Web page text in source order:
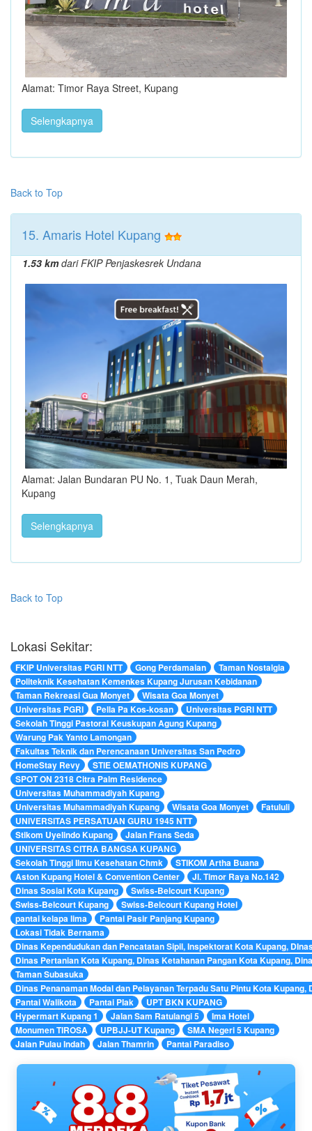
Alamat: Timor Raya Street, Kupang
Selengkapnya
Back to Top
15. Amaris Hotel Kupang
1.53 kmdari FKIP Penjaskesrek Undana
Alamat: Jalan Bundaran PU No. 1, Tuak Daun Merah,
Kupang
Selengkapnya
Back to Top
Lokasi Sekitar:
FKIP Universitas PGRI NTT Gong Perdamaian
Taman Nostalgia
Politeknik Kesehatan Kemenkes Kupang Jurusan Kebidanan
Taman Rekreasi Gua Monyet
Wisata Goa Monyet
Universitas PGRI
Pella Pa Kos-kosan
Universitas PGRI NTT
Sekolah Tinggi Pastoral Keuskupan Agung Kupang
Warung Pak Yanto Lamongan
Fakultas Teknik dan Perencanaan Universitas San Pedro
HomeStay Revy
STIE OEMATHONIS KUPANG
SPOT ON 2318 Citra Palm Residence
Universitas Muhammadiyah Kupang
Universitas Muhammadiyah Kupang
Wisata Goa Monyet
Fatululi
UNIVERSITAS PERSATUAN GURU 1945 NTT
Stikom Uyelindo Kupang
Jalan Frans Seda
UNIVERSITAS CITRA BANGSA KUPANG
Sekolah Tinggi Ilmu Kesehatan Chmk
STIKOM Artha Buana
Aston Kupang Hotel & Convention Center
Jl. Timor Raya No.142
Dinas Sosial Kota Kupang
Swiss-Belcourt Kupang
Swiss-Belcourt Kupang
Swiss-Belcourt Kupang Hotel
pantai kelapa lima
Pantai Pasir Panjang Kupang
Lokasi Tidak Bernama
Dinas Kependudukan dan Pencatatan Sipil, Inspektorat Kota Kupang,
Dinas Pertanian Kota Kupang, Dinas Ketahanan Pangan Kota Kupang,
Taman Subasuka
Dinas Penanaman Modal dan Pelayanan Terpadu Satu Pintu Kota
Pantai Walikota
Pantai PIak
UPT BKN KUPANG
Hypermart Kupang 1
Jalan Sam Ratulangi 5
Ima Hotel
Monumen TIROSA
UPBJJ-UT Kupang
SMA Negeri 5 Kupang
Jalan Pulau Indah
Jalan Thamrin Pantai Paradiso